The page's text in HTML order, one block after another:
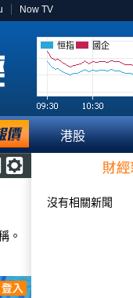
Now TV
恒指 國企
港股
。
沒有相關新聞